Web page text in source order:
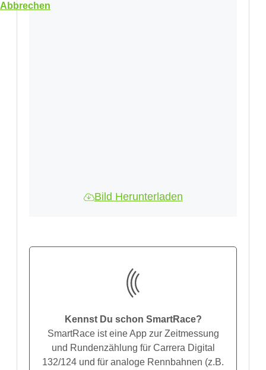
Abbrechen
Bild Herunterladen
Kennst Du schon SmartRace?
SmartRace ist eine App zur Zeitmessung
und Rundenzählung für Carrera Digital
132/124 und für analoge Rennbahnen (z.B.